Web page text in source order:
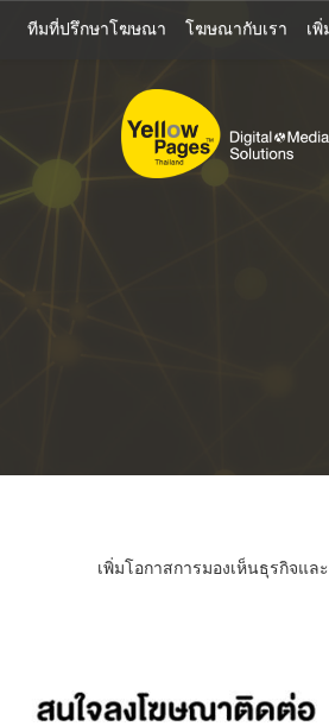
หลัก
ทีมที่ปรึกษาโฆษณา โฆษณากับเรา เ
เพิ่มโอกาสการมองเห็นธุรกิจแ